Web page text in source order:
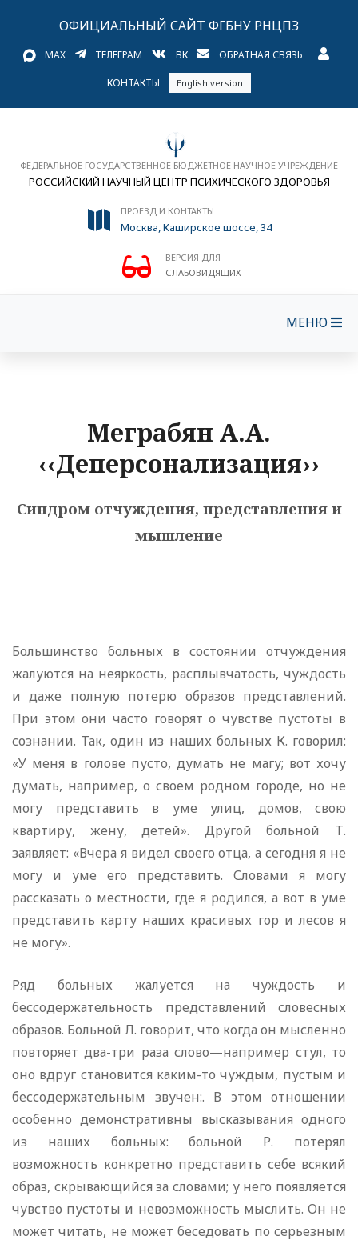
ОФИЦИАЛЬНЫЙ САЙТ ФГБНУ РНЦПЗ
MAX ТЕЛЕГРАМ ВК ОБРАТНАЯ СВЯЗЬ
КОНТАКТЫ English version
ФЕДЕРАЛЬНОЕ ГОСУДАРСТВЕННОЕ БЮДЖЕТНОЕ НАУЧНОЕ УЧРЕЖДЕНИЕ
РОССИЙСКИЙ НАУЧНЫЙ ЦЕНТР ПСИХИЧЕСКОГО ЗДОРОВЬЯ
ПРОЕЗД И КОНТАКТЫ
Москва, Каширское шоссе, 34
ВЕРСИЯ ДЛЯ
СЛАБОВИДЯЩИХ
МЕНЮ
Меграбян А.А.
‹‹Деперсонализация››
Синдром отчуждения, представления и
мышление
Большинство больных в состоянии отчуждения
жалуются на неяркость, расплывчатость, чуждость
и даже полную потерю образов представлений.
При этом они часто говорят о чувстве пустоты в
сознании. Так, один из наших больных К. говорил:
«У меня в голове пусто, думать не магу; вот хочу
думать, например, о своем родном городе, но не
могу представить в уме улиц, домов, свою
квартиру, жену, детей». Другой больной Т.
заявляет: «Вчера я видел своего отца, а сегодня я не
могу и уме его представить. Словами я могу
рассказать о местности, где я родился, а вот в уме
представить карту наших красивых гор и лесов я
не могу».
Ряд больных жалуется на чуждость и
бессодержательность представлений словесных
образов. Больной Л. говорит, что когда он мысленно
повторяет два-три раза слово—например стул, то
оно вдруг становится каким-то чуждым, пустым и
бессодержательным звучен:. В этом отношении
особенно демонстративны высказывания одного
из наших больных: больной Р. потерял
возможность конкретно представить себе всякий
образ, скрывающийся за словами; у него появляется
чувство пустоты и невозможность мыслить. Он не
может читать, не может беседовать по серьезным